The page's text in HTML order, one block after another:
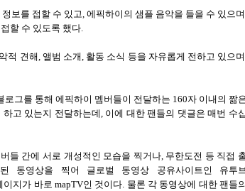
보를 접할 수 있고, 에픽하이의 샘플 음악을 들을 수 있으며
할 수 있도록 했다.
적 견해, 앨범 소개, 활동 소식 등을 자유롭게 전하고 있으며
로그를 통해 에픽하이 멤버들이 전달하는 160자 이내의 짦
고 있는지 전달하는데, 이에 대한 팬들의 댓글은 매번 수십
들 간에 서로 개성적인 모습을 찍거나, 무한도전 등 직접
동영상을 찍어 글로벌 동영상 공유사이트인 유투
이지가 바로 mapTV인 것이다. 물론 각 동영상에 대한 팬들의